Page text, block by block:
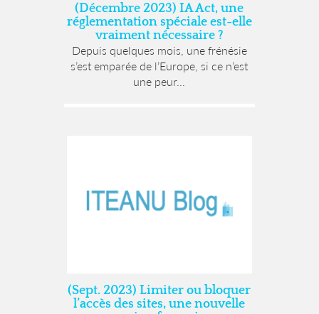
(Décembre 2023) IA Act, une
réglementation spéciale est-elle
vraiment nécessaire ?
Depuis quelques mois, une frénésie
s’est emparée de l’Europe, si ce n’est
une peur...
(Sept. 2023) Limiter ou bloquer
l’accès des sites, une nouvelle